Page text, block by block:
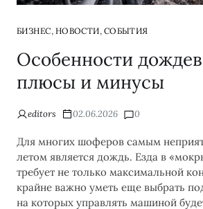
БИЗНЕС, НОВОСТИ, СОБЫТИЯ
Особенности
плюсы и минусы
editors 02.06.2026 0
Для многих шоферов самым
летом является дождь. Езда в
требует не только максимальной
крайне важно уметь еще выбрать
на которых управлять машиной